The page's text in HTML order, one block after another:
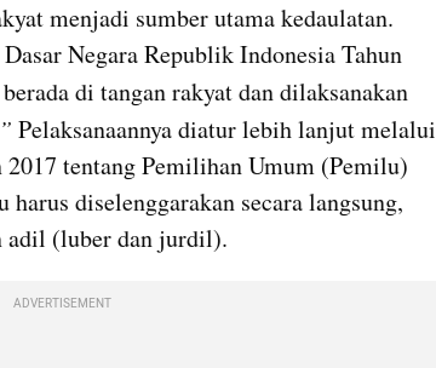
menjadi sumber utama kedaulatan.
Negara Republik Indonesia Tahun
di tangan rakyat dan dilaksanakan
Pelaksanaannya diatur lebih lanjut melalui
tentang Pemilihan Umum (Pemilu)
diselenggarakan secara langsung,
adil (luber dan jurdil).
ADVERTISEMENT